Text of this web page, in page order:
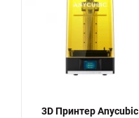
3D Принтер Anycubic